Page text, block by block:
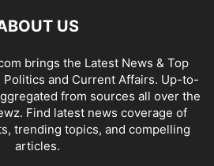
US
brings the Latest News & Top
Politics and Current Affairs. Up-to-
from sources all over the
Find latest news coverage of
trending topics, and compelling
articles.